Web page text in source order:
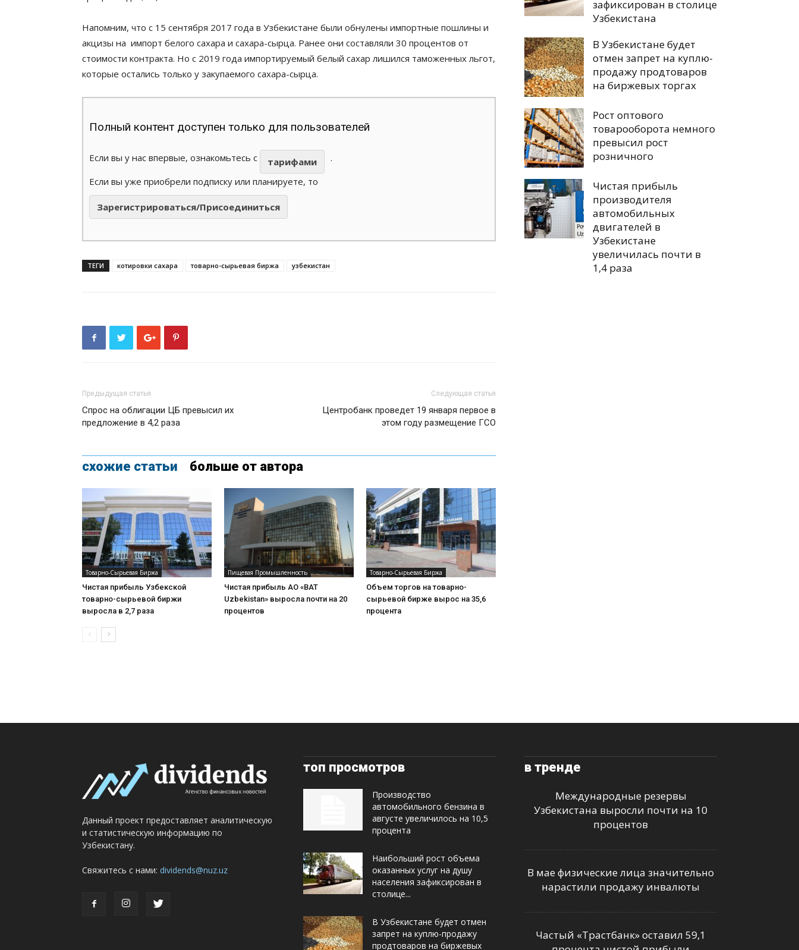
Напомним, что с 15 сентября 2017 года в Узбекистане были обнулены импортные пошлины и
акцизы на импорт белого сахара и сахара-сырца. Ранее они составляли 30 процентов от
стоимости контракта. Но с 2019 года импортируемый белый сахар лишился таможенных льгот,
которые остались только у закупаемого сахара-сырца.
Полный контент доступен только для пользователей
Если вы у нас впервые, ознакомьтесь с тарифами
.
Если вы уже приобрели подписку или планируете, то
Зарегистрироваться/Присоединиться
ТЕГИ котировки сахара товарно-сырьевая биржа узбекистан
Предыдущая статья
Спрос на облигации ЦБ превысил их
предложение в 4,2 раза
Следующая статья
Центробанк проведет 19 января первое в
этом году размещение ГСО
схожие статьи больше от автора
Товарно-Сырьевая Биржа
Чистая прибыль Узбекской
товарно-сырьевой биржи
выросла в 2,7 раза
Пищевая Промышленность
Чистая прибыль АО «BAT
Uzbekistan» выросла почти на 20
процентов
Товарно-Сырьевая Биржа
Объем торгов на товарно-
сырьевой бирже вырос на 35,6
процента
зафиксирован в столице
Узбекистана
В Узбекистане будет
отмен запрет на куплю-
продажу продтоваров
на биржевых торгах
Рост оптового
товарооборота немного
превысил рост
розничного
Чистая прибыль
производителя
автомобильных
двигателей в
Узбекистане
увеличилась почти в
1,4 раза
Данный проект предоставляет аналитическую
и статистическую информацию по
Узбекистану.
Свяжитесь с нами: dividends@nuz.uz
топ просмотров
Производство
автомобильного бензина в
августе увеличилось на 10,5
процента
Наибольший рост объема
оказанных услуг на душу
населения зафиксирован в
столице...
В Узбекистане будет отмен
запрет на куплю-продажу
продтоваров на биржевых
в тренде
Международные резервы
Узбекистана выросли почти на 10
процентов
В мае физические лица значительно
нарастили продажу инвалюты
Частый «Трастбанк» оставил 59,1